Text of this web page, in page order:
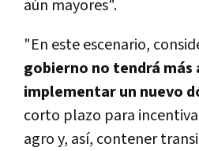
aún mayores".
"En este escenario,
gobierno no tendrá
implementar un nuevo
corto plazo para
agro y, así, contener